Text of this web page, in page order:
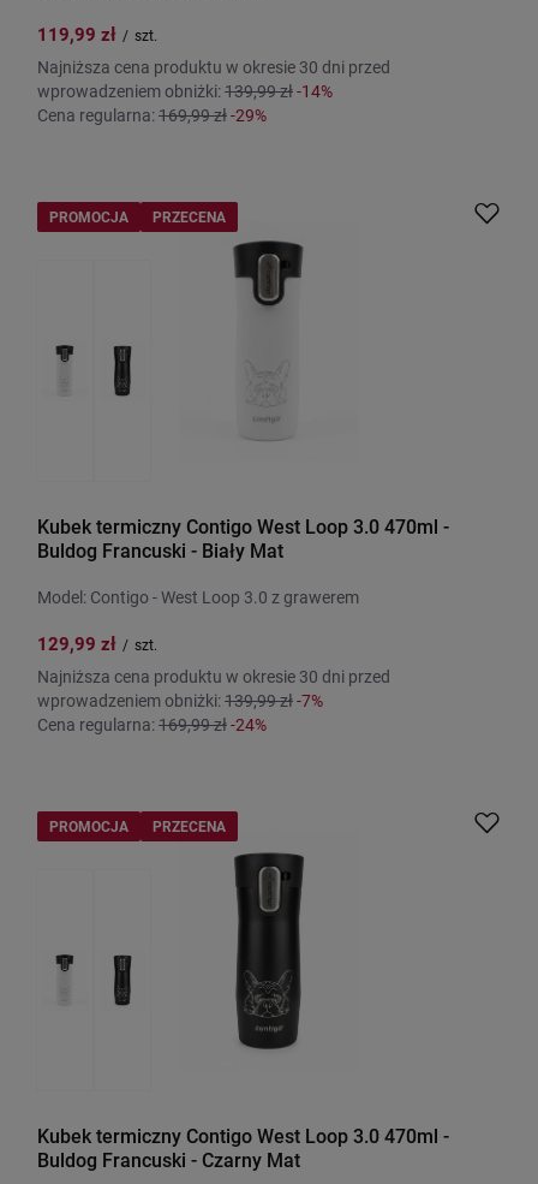
119,99 zł / szt.
Najniższa cena produktu w okresie 30 dni przed
wprowadzeniem obniżki:139,99 zł-14%
Cena regularna:169,99 zł-29%
PROMOCJA PRZECENA
Kubek termiczny Contigo West Loop 3.0 470ml -
Buldog Francuski - Biały Mat
Model: Contigo - West Loop 3.0 z grawerem
129,99 zł / szt.
Najniższa cena produktu w okresie 30 dni przed
wprowadzeniem obniżki:139,99 zł-7%
Cena regularna:169,99 zł-24%
PROMOCJA PRZECENA
Kubek termiczny Contigo West Loop 3.0 470ml -
Buldog Francuski - Czarny Mat